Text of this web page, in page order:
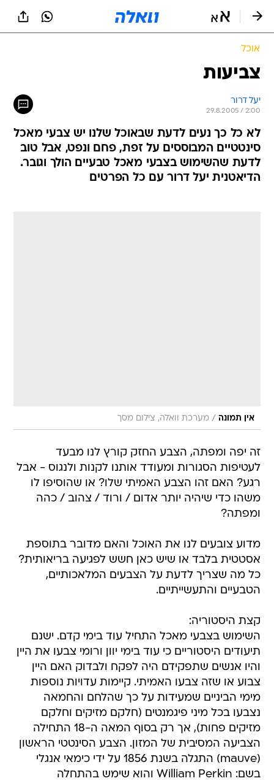
אוכל
צביעות
יעל דרור
29.8.2005 / 2:00
לא כל כך נעים לדעת שבאוכל שלנו יש צבעי מאכל
סינטטיים המבוססים על זפת, פחם ונפט, אבל טוב
לדעת שהשימוש בצבעי מאכל טבעיים הולך וגובר.
הדיאטנית יעל דרור עם כל הפרטים
אין תמונה / מערכת וואלה, צילום מסך
זה יפה ומפתה, הצבע החזק קורץ לנו מבעד
לעטיפות הסגורות ומעודד אותנו לקנות ולנגוס - אבל
רגע? האם זהו הצבע האמיתי שלו? או שהוסיפו לו
משהו כדי שיהיה יותר אדום / ורוד / צהוב / כהה
ומפתה?
מדוע צובעים לנו את האוכל והאם מדובר בתוספת
אסטטית בלבד או שיש כאן חשש לפגיעה בריאותית?
כל מה שצריך לדעת על הצבעים המלאכותיים,
הטבעיים והתעשייתיים.
קצת היסטוריה:
השימוש בצבעי מאכל התחיל עוד בימי קדם. ישנם
תיעודים היסטוריים כי עוד בימי יוון ורומי צבעו את היין
והיו אנשים שתפקידם היה לפקח ולבדוק האם היין
צבוע או שזה צבעו האמיתי. קיימות עדויות נוספות
מימי הביניים שמעידות על כך שהלחם והחמאה
נצבעו בכל מיני פיגמנטים (חלקם מזיקים וחלקם
מזיקים פחות), אך רק בסוף המאה ה-18 התחילה
הצביעה המסיבית של המזון. הצבע הסינטטי הראשון
(mauve) התגלה בשנת 1856 על ידי כימאי אנגלי
בשם: William Perkin והוא שימש בהתחלה